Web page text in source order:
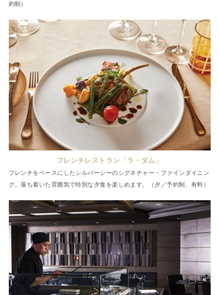
約制）
フレンチレストラン「ラ・ダム」
フレンチをベースにしたシルバーシーのシグネチャー・ファインダイニン
グ。落ち着いた雰囲気で特別な夕食を楽しめます。（夕／予約制、有料）